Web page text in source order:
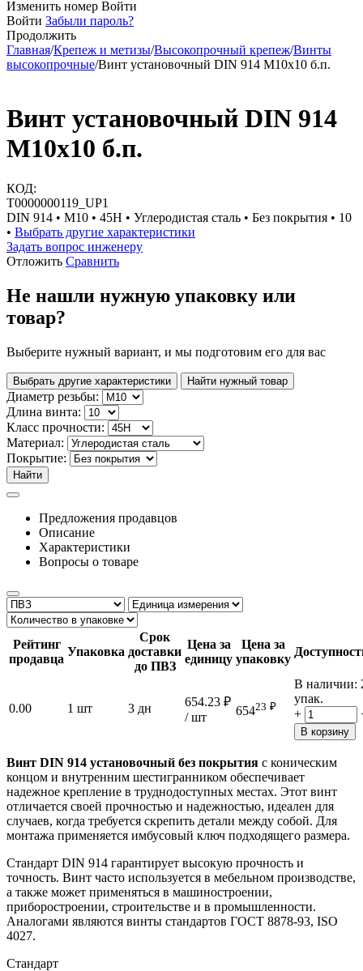
Изменить номер Войти
Войти Забыли пароль?
Продолжить
Главная/Крепеж и метизы/Высокопрочный крепеж/Винты
высокопрочные/Винт установочный DIN 914 М10х10 б.п.
Винт установочный DIN 914
М10х10 б.п.
КОД:
Т0000000119_UP1
DIN 914 • М10 • 45H • Углеродистая сталь • Без покрытия • 10
• Выбрать другие характеристики
Задать вопрос инженеру
Отложить Сравнить
Не нашли нужную упаковку или
товар?
Выберите нужный вариант, и мы подготовим его для вас
Выбрать другие характеристики Найти нужный товар
Диаметр резьбы:
Длина винта:
Класс прочности:
Материал:
Покрытие:
Найти
Предложения продавцов
Описание
Характеристики
Вопросы о товаре
Рейтинг
продавца
Упаковка
Срок
доставки
до ПВЗ
Цена за
единицу
Цена за
упаковку
0.00 1 шт 3 дн 654.23 ₽
/ шт
65423 ₽
В наличии:
упак.
+
В корзину
Винт DIN 914 установочный без покрытия с коническим
концом и внутренним шестигранником обеспечивает
надежное крепление в труднодоступных местах. Этот винт
отличается своей прочностью и надежностью, идеален для
случаев, когда требуется скрепить детали между собой. Для
монтажа применяется имбусовый ключ подходящего размера.
Стандарт DIN 914 гарантирует высокую прочность и
точность. Винт часто используется в мебельном производстве,
а также может применяться в машиностроении,
приборостроении, строительстве и в промышленности.
Аналогами являются винты стандартов ГОСТ 8878-93, ISO
4027.
Стандарт